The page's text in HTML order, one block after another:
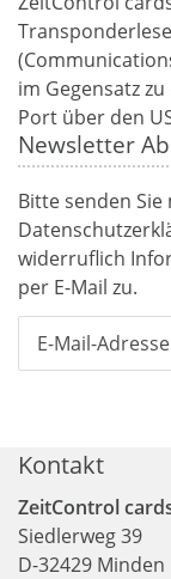
im Gegensatz
Port über den
Newsletter
Bitte senden
widerruflich
per E-Mail zu.
Kontakt
ZeitControl
Siedlerweg 39
D-32429 Minden